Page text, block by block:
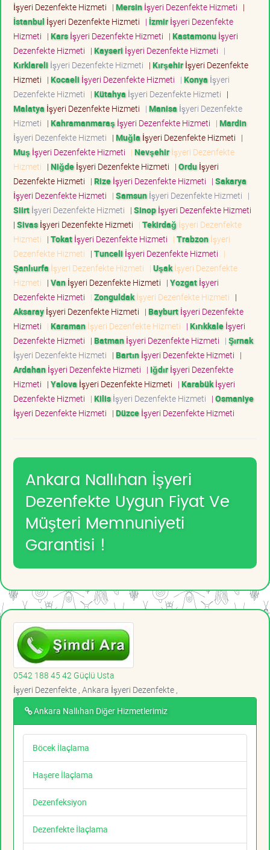
İşyeri Dezenfekte Hizmeti | Mersinİşyeri Dezenfekte Hizmeti |
İstanbul İşyeri Dezenfekte Hizmeti | İzmirİşyeri Dezenfekte
Hizmeti | Karsİşyeri Dezenfekte Hizmeti | Kastamonuİşyeri
Dezenfekte Hizmeti | Kayseri İşyeri Dezenfekte Hizmeti |
Kırklareli İşyeri Dezenfekte Hizmeti | Kırşehirİşyeri Dezenfekte
Hizmeti | Kocaeli İşyeri Dezenfekte Hizmeti | Konya İşyeri
Dezenfekte Hizmeti | Kütahya İşyeri Dezenfekte Hizmeti |
Malatya İşyeri Dezenfekte Hizmeti | Manisa İşyeri Dezenfekte
Hizmeti | Kahramanmaraş İşyeri Dezenfekte Hizmeti | Mardin
İşyeri Dezenfekte Hizmeti | Muğla İşyeri Dezenfekte Hizmeti |
Muş İşyeri Dezenfekte Hizmeti | Nevşehirİşyeri Dezenfekte
Hizmeti | Niğdeİşyeri Dezenfekte Hizmeti | Orduİşyeri
Dezenfekte Hizmeti | Rizeİşyeri Dezenfekte Hizmeti | Sakarya
İşyeri Dezenfekte Hizmeti | Samsunİşyeri Dezenfekte Hizmeti |
Siirtİşyeri Dezenfekte Hizmeti | Sinopİşyeri Dezenfekte Hizmeti
| Sivasİşyeri Dezenfekte Hizmeti | Tekirdağ İşyeri Dezenfekte
Hizmeti | Tokatİşyeri Dezenfekte Hizmeti | Trabzonİşyeri
Dezenfekte Hizmeti | Tunceli İşyeri Dezenfekte Hizmeti |
Şanlıurfa İşyeri Dezenfekte Hizmeti | Uşakİşyeri Dezenfekte
Hizmeti | Vanİşyeri Dezenfekte Hizmeti | Yozgatİşyeri
Dezenfekte Hizmeti | Zonguldakİşyeri Dezenfekte Hizmeti |
Aksarayİşyeri Dezenfekte Hizmeti | Bayburtİşyeri Dezenfekte
Hizmeti | Karamanİşyeri Dezenfekte Hizmeti | Kırıkkaleİşyeri
Dezenfekte Hizmeti | Batmanİşyeri Dezenfekte Hizmeti | Şırnak
İşyeri Dezenfekte Hizmeti | Bartınİşyeri Dezenfekte Hizmeti |
Ardahanİşyeri Dezenfekte Hizmeti | Iğdırİşyeri Dezenfekte
Hizmeti | Yalova İşyeri Dezenfekte Hizmeti | Karabükİşyeri
Dezenfekte Hizmeti | Kilisİşyeri Dezenfekte Hizmeti | Osmaniye
İşyeri Dezenfekte Hizmeti | Düzceİşyeri Dezenfekte Hizmeti
Ankara Nallıhan İşyeri
Dezenfekte Uygun Fiyat Ve
Müşteri Memnuniyeti
Garantisi !
0542 188 45 42 Güçlü Usta
İşyeri Dezenfekte , Ankara İşyeri Dezenfekte ,
Ankara Nallıhan Diğer Hizmetlerimiz
Böcek İlaçlama
Haşere İlaçlama
Dezenfeksiyon
Dezenfekte İlaçlama